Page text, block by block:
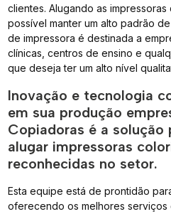
clientes. Alugando as
possível manter um alto padrão
de impressora é destinada a
clínicas, centros de ensino e
que deseja ter um alto nível
Inovação e tecnologia
em sua produção
Copiadoras é a solução
alugar impressoras
reconhecidas no setor.
Esta equipe está de prontidão
oferecendo os melhores serviços